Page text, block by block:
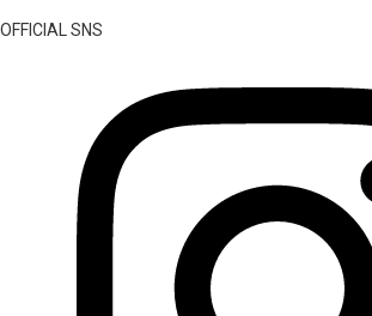
OFFICIAL SNS